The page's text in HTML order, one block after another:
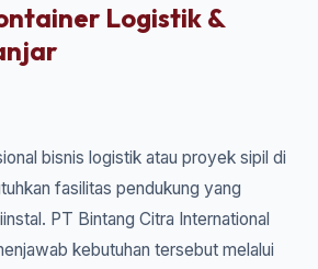
Logistik &
bisnis logistik atau proyek sipil di
fasilitas pendukung yang
PT Bintang Citra International
kebutuhan tersebut melalui